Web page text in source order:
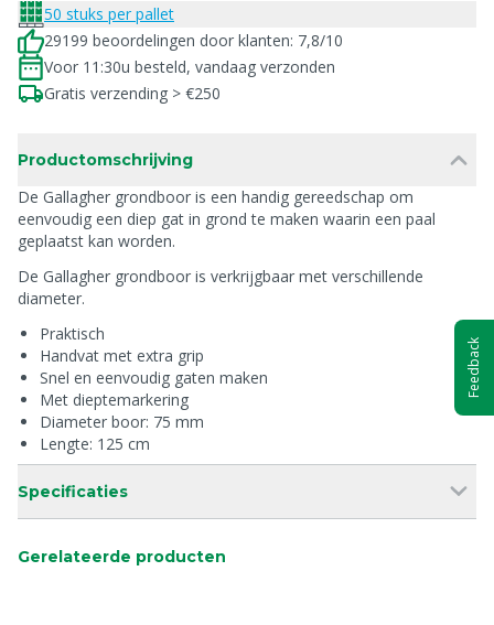
50 stuks per pallet
29199 beoordelingen door klanten: 7,8/10
Voor 11:30u besteld, vandaag verzonden
Gratis verzending > €250
Productomschrijving
De Gallagher grondboor is een handig gereedschap om
eenvoudig een diep gat in grond te maken waarin een paal
geplaatst kan worden.
De Gallagher grondboor is verkrijgbaar met verschillende
diameter.
Praktisch
Handvat met extra grip
Snel en eenvoudig gaten maken
Met dieptemarkering
Diameter boor: 75 mm
Lengte: 125 cm
Specificaties
Gerelateerde producten
Feedback